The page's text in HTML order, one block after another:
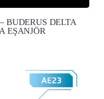
BUDERUS DELTA
EŞANJÖR